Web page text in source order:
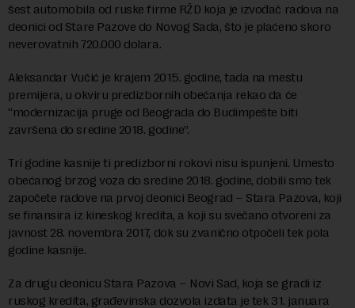
šest automobila od ruske firme RŽD koja je izvođač radova na
deonici od Stare Pazove do Novog Sada, što je plaćeno skoro
neverovatnih 720.000 dolara.
Aleksandar Vučić je krajem 2015. godine, tada na mestu
premijera, u okviru predizbornih obećanja rekao da će
“modernizacija pruge od Beograda do Budimpešte biti
završena do sredine 2018. godine”.
Tri godine kasnije ti predizborni rokovi nisu ispunjeni. Umesto
obećanog brzog voza do sredine 2018. godine, dobili smo tek
započete radove na prvoj deonici Beograd – Stara Pazova, koji
se finansira iz kineskog kredita, a koji su svečano otvoreni za
javnost 28. novembra 2017, dok su zvanično otpočeli tek pola
godine kasnije.
Za drugu deonicu Stara Pazova – Novi Sad, koja se gradi iz
ruskog kredita, građevinska dozvola izdata je tek 31. januara